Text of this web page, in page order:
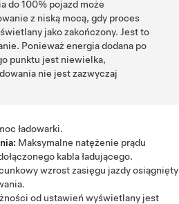
do 100% pojazd może
z niską mocą, gdy proces
jako zakończony. Jest to
Ponieważ energia dodana po
punktu jest niewielka,
nie jest zazwyczaj
ładowarki.
Maksymalne natężenie prądu
kabla ładującego.
wzrost zasięgu jazdy osiągnięty
od ustawień wyświetlany jest